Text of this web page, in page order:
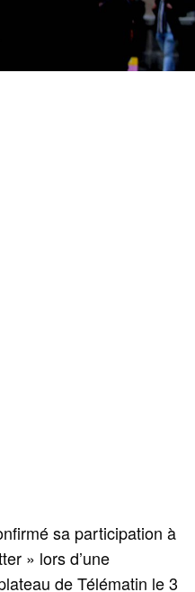
sa participation à
» lors d’une
de Télématin le 3